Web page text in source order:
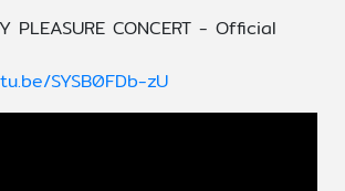
PLEASURE CONCERT - Official
SYSB0FDb-zU